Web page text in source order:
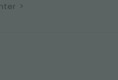
>